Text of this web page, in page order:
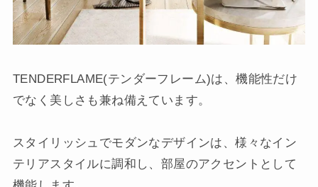
TENDERFLAME(テンダーフレーム)は、機能性だけ
でなく美しさも兼ね備えています。
スタイリッシュでモダンなデザインは、様々なイン
テリアスタイルに調和し、部屋のアクセントとして